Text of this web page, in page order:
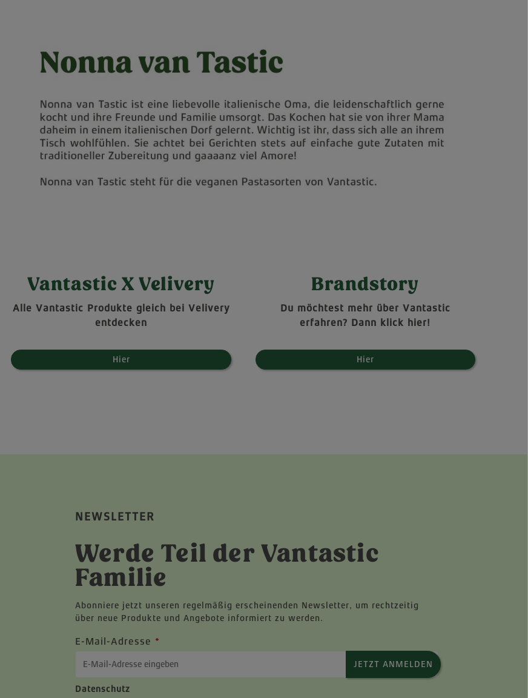
Vantastic X Velivery
Alle Vantastic Produkte gleich bei Velivery
entdecken
Hier
Brandstory
Du möchtest mehr über Vantastic
erfahren? Dann klick hier!
Hier
NEWSLETTER
Werde Teil der Vantastic
Familie
Abonniere jetzt unseren regelmäßig erscheinenden Newsletter, um rechtzeitig
über neue Produkte und Angebote informiert zu werden.
E-Mail-Adresse *
JETZT ANMELDEN
Datenschutz